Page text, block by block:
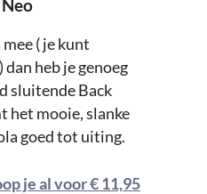
( je kunt
heb je genoeg
sluitende Back
het mooie, slanke
goed tot uiting.
je al voor € 11,95